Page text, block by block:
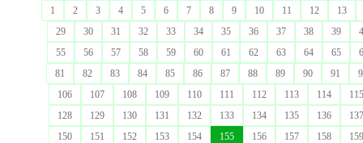
1 2 3 4 5 6 7 8 9 10 11 12
13
29
30 31 32 33 34 35 36 37 38 39
55
56 57 58 59 60 61 62 63 64 65
81
82 83 84 85 86 87 88 89 90 91
106
107 108 109 110 111 112 113 114
115
128
129 130 131 132 133 134 135 136
137
150
151 152 153 154 155 156 157 158
159